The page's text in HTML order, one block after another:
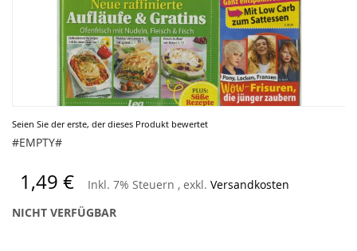
Seien Sie der erste, der dieses Produkt bewertet
#EMPTY#
1,49 € Inkl. 7% Steuern , exkl. Versandkosten
NICHT VERFÜGBAR
Zum
Anfang
springen